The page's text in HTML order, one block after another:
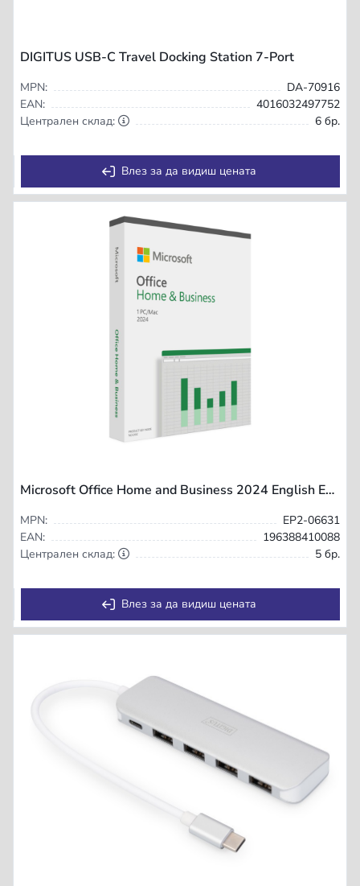
DIGITUS USB-C Travel Docking Station 7-Port
MPN:
DA-70916
EAN:
4016032497752
Централен склад:
6 бр.
Влез за да видиш цената
Microsoft Office Home and Business 2024 English EuroZone 1 License Medialess
MPN:
EP2-06631
EAN:
196388410088
Централен склад:
5 бр.
Влез за да видиш цената